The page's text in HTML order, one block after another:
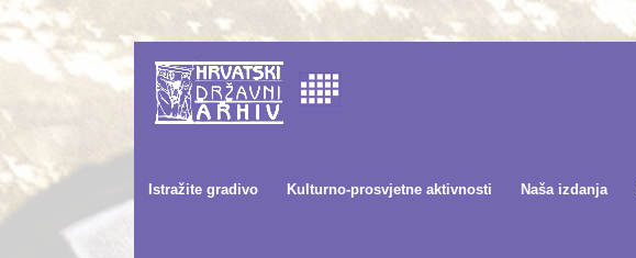
Istražite gradivo Kulturno-prosvjetne aktivnosti Naša izdanja